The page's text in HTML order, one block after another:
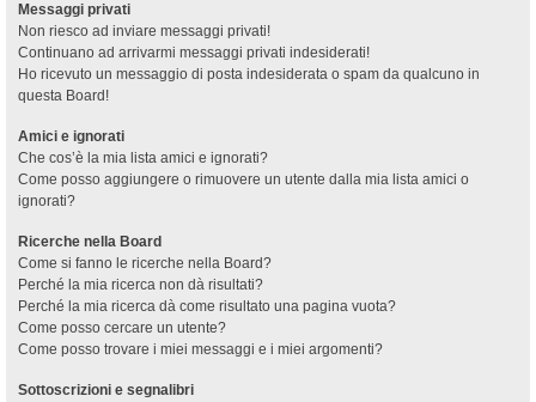
Messaggi privati
Non riesco ad inviare messaggi privati!
Continuano ad arrivarmi messaggi privati indesiderati!
Ho ricevuto un messaggio di posta indesiderata o spam da qualcuno in
questa Board!
Amici e ignorati
Che cos’è la mia lista amici e ignorati?
Come posso aggiungere o rimuovere un utente dalla mia lista amici o
ignorati?
Ricerche nella Board
Come si fanno le ricerche nella Board?
Perché la mia ricerca non dà risultati?
Perché la mia ricerca dà come risultato una pagina vuota?
Come posso cercare un utente?
Come posso trovare i miei messaggi e i miei argomenti?
Sottoscrizioni e segnalibri